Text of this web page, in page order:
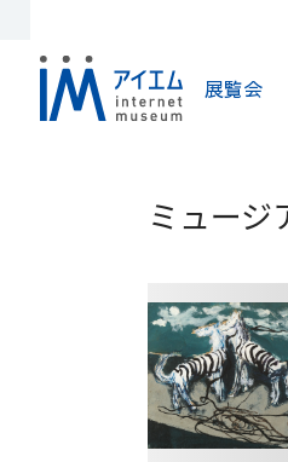
展覧会
ミュージ